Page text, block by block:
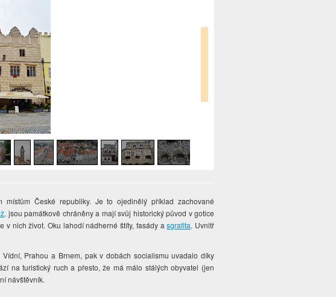
České republiky. Je to ojedinělý příklad zachované
jsou památkově chráněny a mají svůj historický původ v gotice
v nich život. Oku lahodí nádherné štíty, fasády asgrafita. Uvnitř
Prahou a Brnem, pak v dobách socialismu uvadalo díky
na turistický ruch a přesto, že má málo stálých obyvatel (jen
návštěvník.